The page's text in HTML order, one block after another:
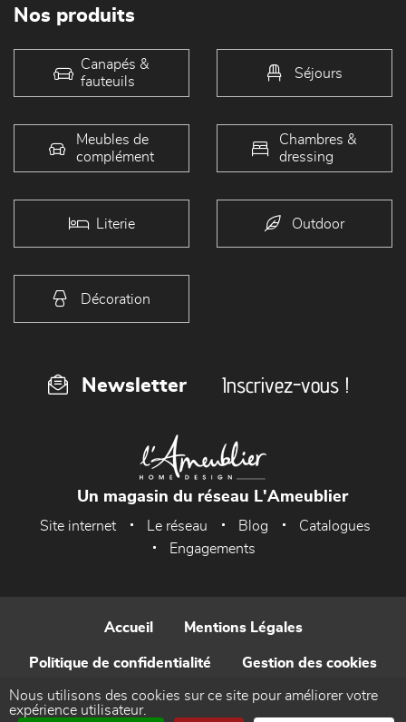
Nos produits
Canapés &
fauteuils
Séjours
Meubles de
complément
Chambres &
dressing
Literie Outdoor
Décoration
Newsletter Inscrivez-vous !
Un magasin du réseau L'Ameublier
Site internet Le réseau Blog
Catalogues
Engagements
Accueil Mentions Légales
Politique de confidentialité Gestion des cookies
Contact
Nous utilisons des cookies sur ce site pour améliorer votre
expérience utilisateur.